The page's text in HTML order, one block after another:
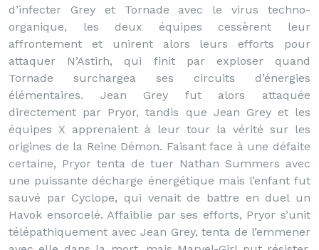
d’infecter Grey et Tornade avec le virus techno-
organique, les deux équipes cessèrent leur
affrontement et unirent alors leurs efforts pour
attaquer N’Astirh, qui finit par exploser quand
Tornade surchargea ses circuits d’énergies
élémentaires. Jean Grey fut alors attaquée
directement par Pryor, tandis que Jean Grey et les
équipes X apprenaient à leur tour la vérité sur les
origines de la Reine Démon. Faisant face à une défaite
certaine, Pryor tenta de tuer Nathan Summers avec
une puissante décharge énergétique mais l’enfant fut
sauvé par Cyclope, qui venait de battre en duel un
Havok ensorcelé. Affaiblie par ses efforts, Pryor s’unit
télépathiquement avec Jean Grey, tenta de l’emmener